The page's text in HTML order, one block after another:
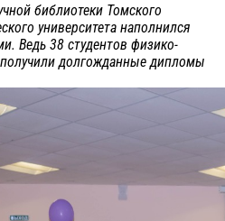
библиотеки Томского
университета наполнился
Ведь 38 студентов физико-
получили долгожданные дипломы